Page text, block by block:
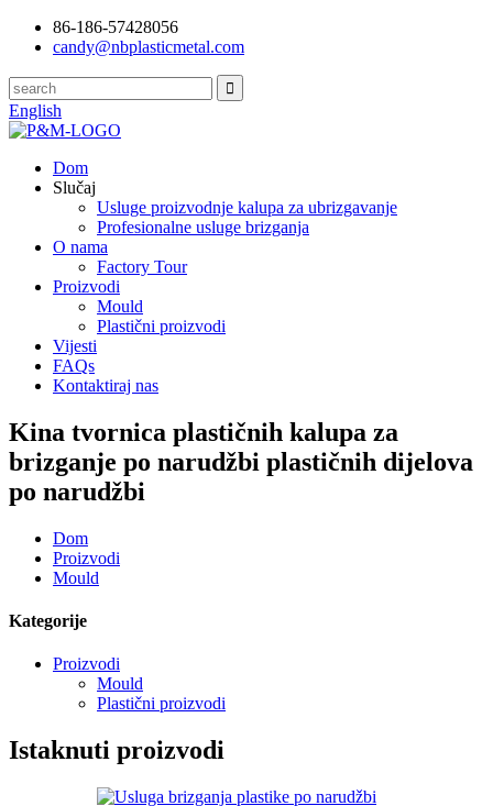
86-186-57428056
candy@nbplasticmetal.com
English
Dom
Slučaj
Usluge proizvodnje kalupa za ubrizgavanje
Profesionalne usluge brizganja
O nama
Factory Tour
Proizvodi
Mould
Plastični proizvodi
Vijesti
FAQs
Kontaktiraj nas
Kina tvornica plastičnih kalupa za
brizganje po narudžbi plastičnih dijelova
po narudžbi
Dom
Proizvodi
Mould
Kategorije
Proizvodi
Mould
Plastični proizvodi
Istaknuti proizvodi